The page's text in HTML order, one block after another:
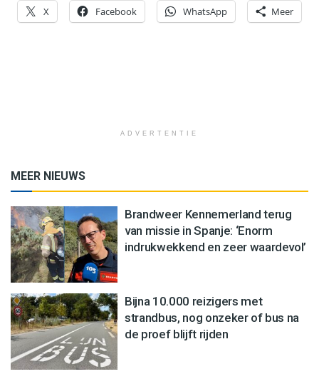
X Facebook WhatsApp Meer
ADVERTENTIE
MEER NIEUWS
Brandweer Kennemerland terug
van missie in Spanje: ‘Enorm
indrukwekkend en zeer waardevol’
Bijna 10.000 reizigers met
strandbus, nog onzeker of bus na
de proef blijft rijden